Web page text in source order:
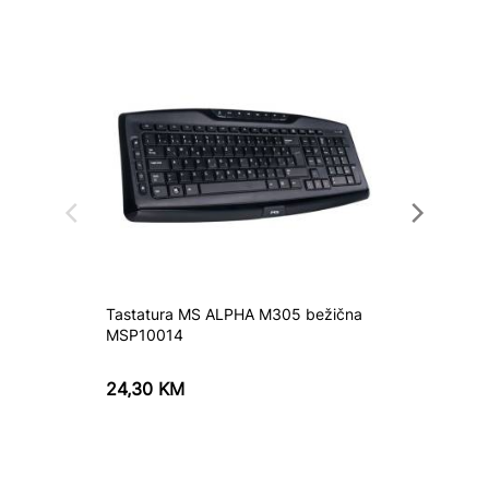
Tastatura MS ALPHA M305 bežična
MSP10014
24,30 KM